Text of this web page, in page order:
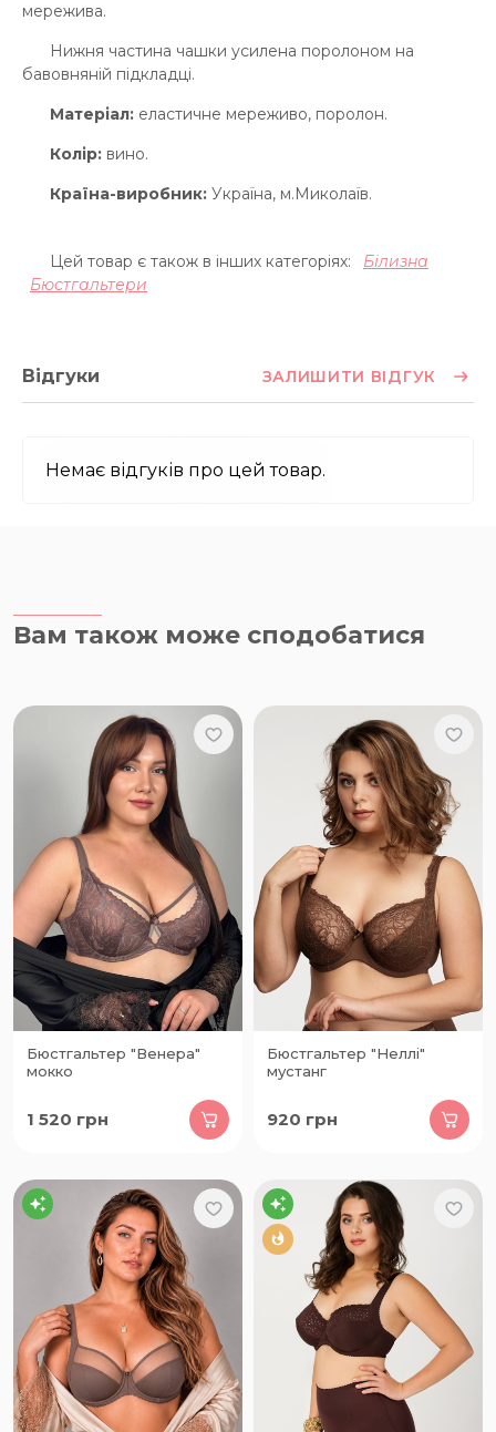
мережива.
Нижня частина чашки усилена поролоном на
бавовняній підкладці.
Матеріал: еластичне мереживо, поролон.
Колір: вино.
Країна-виробник: Україна, м.Миколаїв.
Цей товар є також в інших категоріях:
Білизна
Бюстгальтери
Відгуки ЗАЛИШИТИ ВІДГУК
Немає відгуків про цей товар.
Вам також може сподобатися
Бюстгальтер "Венера"
мокко
1 520 грн
Бюстгальтер "Неллі"
мустанг
920 грн